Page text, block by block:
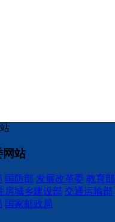
网站
国防部 发展改革委 教育部
房城乡建设部 交通运输部
国家邮政局